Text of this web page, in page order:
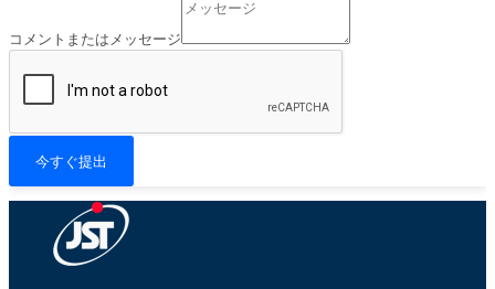
コメントまたはメッセージ
今すぐ提出